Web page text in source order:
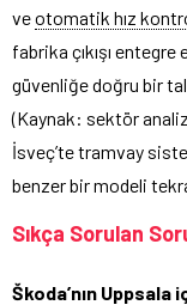
veotomatik hız
fabrika çıkışı entegre
güvenliğe doğru bir
(Kaynak: sektör
İsveç’te tramvay
benzer bir modeli
Sıkça Sorulan
Škoda’nın